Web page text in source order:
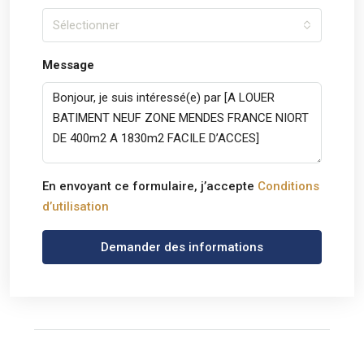
Sélectionner
Message
En envoyant ce formulaire, j’accepte Conditions
d’utilisation
Demander des informations